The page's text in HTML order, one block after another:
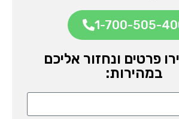
1-700-505-
פרטים ונחזור אליכם
במהירות: